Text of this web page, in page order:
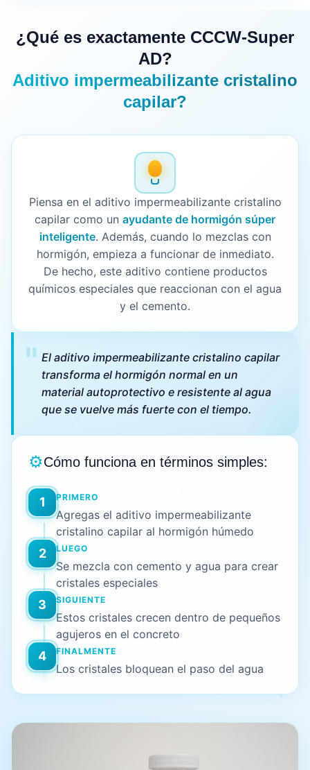
¿Qué es exactamente CCCW-Super
AD?
Aditivo impermeabilizante cristalino
capilar?
Piensa en el aditivo impermeabilizante cristalino
capilar como un ayudante de hormigón súper
inteligente. Además, cuando lo mezclas con
hormigón, empieza a funcionar de inmediato.
De hecho, este aditivo contiene productos
químicos especiales que reaccionan con el agua
y el cemento.
" El aditivo impermeabilizante cristalino capilar
transforma el hormigón normal en un
material autoprotectivo e resistente al agua
que se vuelve más fuerte con el tiempo.
⚙Cómo funciona en términos simples:
1 PRIMERO
Agregas el aditivo impermeabilizante
cristalino capilar al hormigón húmedo
2 LUEGO
Se mezcla con cemento y agua para crear
cristales especiales
3 SIGUIENTE
Estos cristales crecen dentro de pequeños
agujeros en el concreto
4 FINALMENTE
Los cristales bloquean el paso del agua